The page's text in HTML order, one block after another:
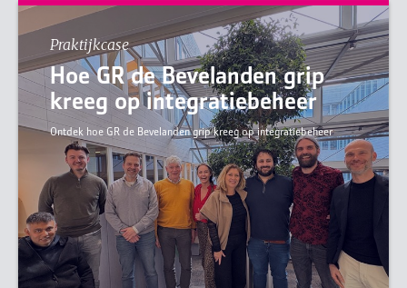
Praktijkcase
Hoe GR de Bevelanden grip
kreeg op integratiebeheer
Ontdek hoe GR de Bevelanden grip kreeg op integratiebeheer